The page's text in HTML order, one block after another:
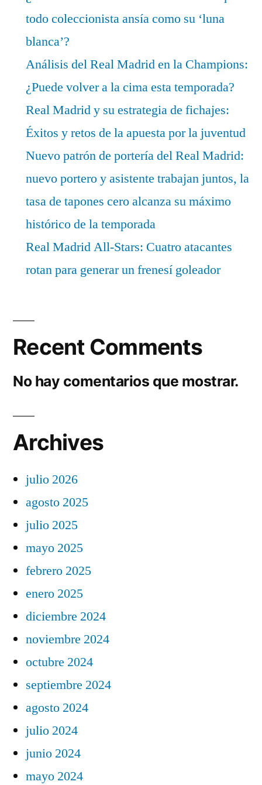
todo coleccionista ansía como su ‘luna
blanca’?
Análisis del Real Madrid en la Champions:
¿Puede volver a la cima esta temporada?
Real Madrid y su estrategia de fichajes:
Éxitos y retos de la apuesta por la juventud
Nuevo patrón de portería del Real Madrid:
nuevo portero y asistente trabajan juntos, la
tasa de tapones cero alcanza su máximo
histórico de la temporada
Real Madrid All-Stars: Cuatro atacantes
rotan para generar un frenesí goleador
Recent Comments
No hay comentarios que mostrar.
Archives
julio 2026
agosto 2025
julio 2025
mayo 2025
febrero 2025
enero 2025
diciembre 2024
noviembre 2024
octubre 2024
septiembre 2024
agosto 2024
julio 2024
junio 2024
mayo 2024